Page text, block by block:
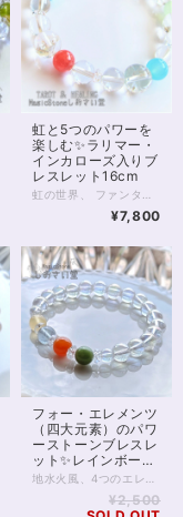
虹と5つのパワーを
楽しむ✨ラリマー・
インカローズ入りブ
レスレット16cm
¥7,800
フォー・エレメンツ
（四大元素）のパワ
ーストーンブレスレ
ット✨レインボーオ
ーラ16cm
¥2,500